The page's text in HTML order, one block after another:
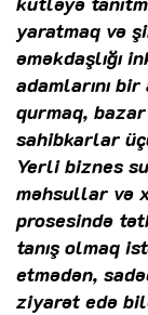
yaratmaq və
əməkdaşlığı
adamlarını
qurmaq,
sahibkarlar
Yerli biznes
məhsullar və
prosesində
tanış olmaq
etmədən,
ziyarət edə